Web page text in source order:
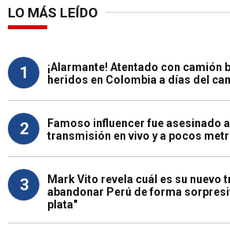
LO MÁS LEÍDO
1
¡Alarmante! Atentado con camión
heridos en Colombia a días del
2
Famoso influencer fue asesinado
transmisión en vivo y a pocos
3
Mark Vito revela cuál es su nuevo
abandonar Perú de forma
plata"